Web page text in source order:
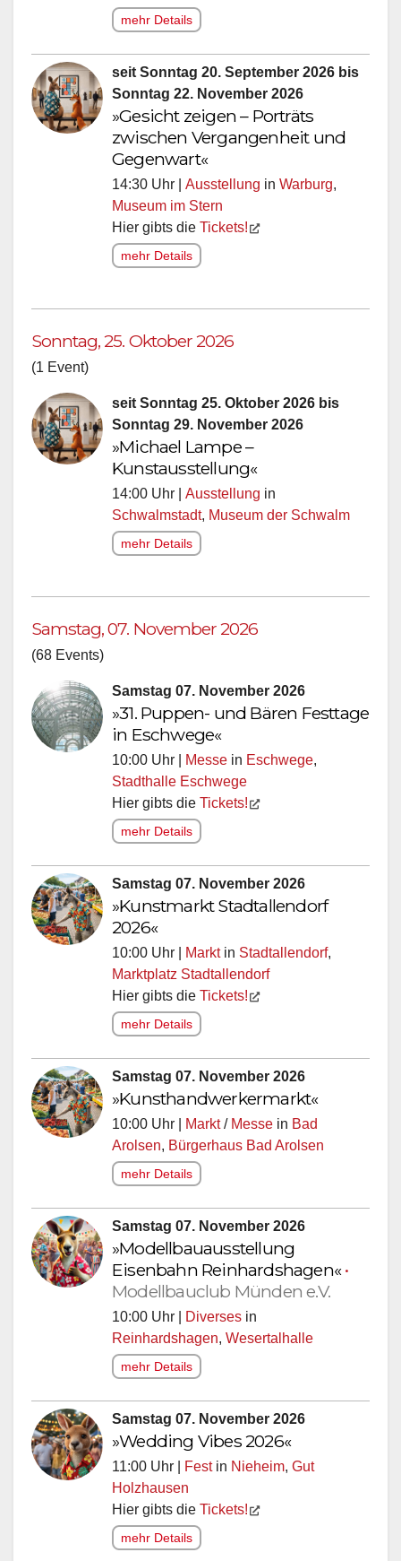
mehr Details
seit Sonntag 20. September 2026 bis
Sonntag 22. November 2026
»Gesicht zeigen – Porträts
zwischen Vergangenheit und
Gegenwart«
14:30 Uhr | Ausstellung in Warburg,
Museum im Stern
Hier gibts die Tickets!
mehr Details
Sonntag, 25. Oktober 2026
(1 Event)
seit Sonntag 25. Oktober 2026 bis
Sonntag 29. November 2026
»Michael Lampe –
Kunstausstellung«
14:00 Uhr | Ausstellung in
Schwalmstadt, Museum der Schwalm
mehr Details
Samstag, 07. November 2026
(68 Events)
Samstag 07. November 2026
»31. Puppen- und Bären Festtage
in Eschwege«
10:00 Uhr | Messe in Eschwege,
Stadthalle Eschwege
Hier gibts die Tickets!
mehr Details
Samstag 07. November 2026
»Kunstmarkt Stadtallendorf
2026«
10:00 Uhr | Marktin Stadtallendorf,
Marktplatz Stadtallendorf
Hier gibts die Tickets!
mehr Details
Samstag 07. November 2026
»Kunsthandwerkermarkt«
10:00 Uhr | Markt/ Messe in Bad
Arolsen, Bürgerhaus Bad Arolsen
mehr Details
Samstag 07. November 2026
»Modellbauausstellung
Eisenbahn Reinhardshagen«•
Modellbauclub Münden e.V.
10:00 Uhr | Diverses in
Reinhardshagen, Wesertalhalle
mehr Details
Samstag 07. November 2026
»Wedding Vibes 2026«
11:00 Uhr | Festin Nieheim, Gut
Holzhausen
Hier gibts die Tickets!
mehr Details